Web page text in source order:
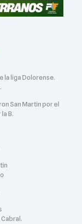
la liga Dolorense.
San Martin por el
B.